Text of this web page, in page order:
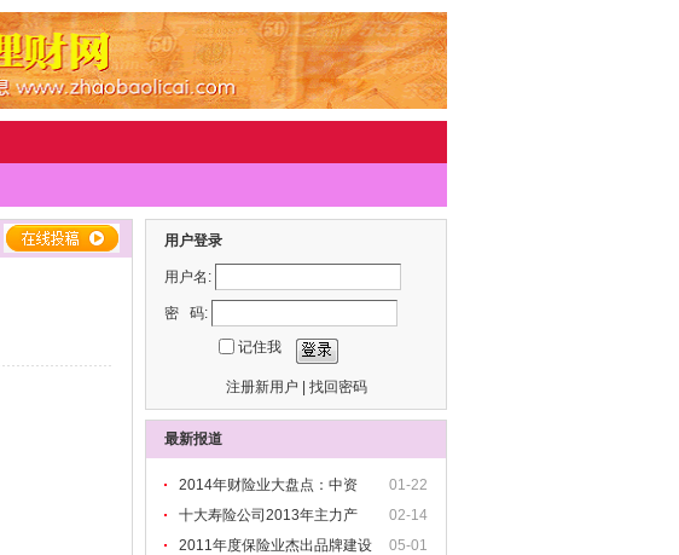
用户登录
用户名:
密 码:
记住我
注册新用户 找回密码
最新报道
01-22
2014年财险业大盘点：中资
02-14
十大寿险公司2013年主力产
05-01
2011年度保险业杰出品牌建设